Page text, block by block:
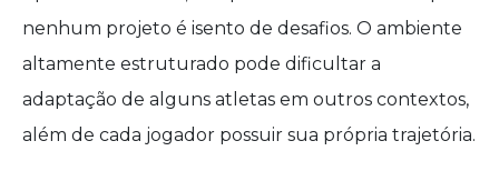
nenhum projeto é isento de desafios. O ambiente
altamente estruturado pode dificultar a
adaptação de alguns atletas em outros contextos,
além de cada jogador possuir sua própria trajetória.